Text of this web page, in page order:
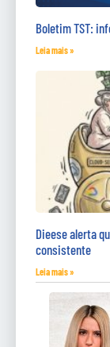
Boletim TST:
Leia mais »
Dieese alerta
consistente
Leia mais »